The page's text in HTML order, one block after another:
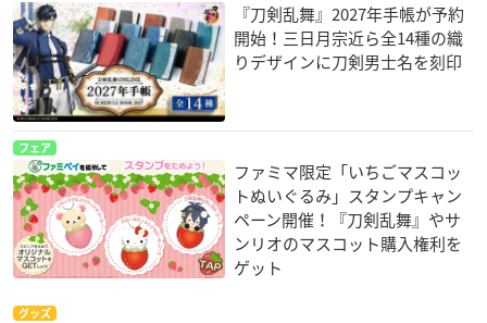
『刀剣乱舞』2027年手帳が予約
開始！三日月宗近ら全14種の織
りデザインに刀剣男士名を刻印
フェア
ファミマ限定「いちごマスコッ
トぬいぐるみ」スタンプキャン
ペーン開催！『刀剣乱舞』やサ
ンリオのマスコット購入権利を
ゲット
グッズ